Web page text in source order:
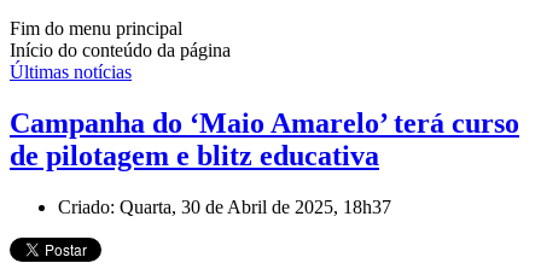
Fim do menu principal
Início do conteúdo da página
Últimas notícias
Campanha do ‘Maio Amarelo’ terá curso
de pilotagem e blitz educativa
Criado: Quarta, 30 de Abril de 2025, 18h37